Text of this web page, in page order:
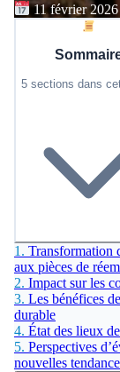
11 février 2026
5 sections dans
1. Transformation
aux pièces de
2. Impact sur les
3. Les bénéfices
durable
4. État des lieux
5. Perspectives
nouvelles